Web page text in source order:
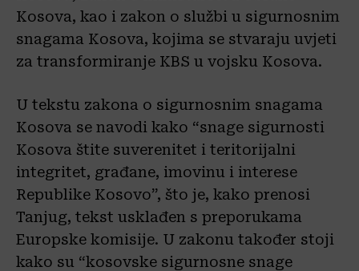
Kosova, kao i zakon o službi u sigurnosnim
snagama Kosova, kojima se stvaraju uvjeti
za transformiranje KBS u vojsku Kosova.
U tekstu zakona o sigurnosnim snagama
Kosova se navodi kako “snage sigurnosti
Kosova štite suverenitet i teritorijalni
integritet, građane, imovinu i interese
Republike Kosovo”, što je, kako prenosi
Tanjug, tekst usklađen s preporukama
Europske komisije. U zakonu također stoji
kako su “kosovske sigurnosne snage